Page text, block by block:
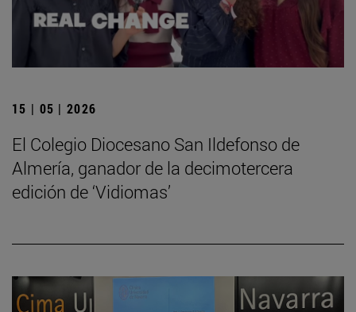
15 | 05 | 2026
El Colegio Diocesano San Ildefonso de
Almería, ganador de la decimotercera
edición de ‘Vidiomas’